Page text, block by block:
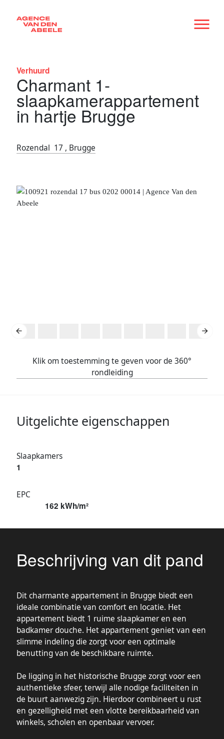
Verhuurd
Charmant 1-
slaapkamerappartement
in hartje Brugge
Rozendal 17 , Brugge
Klik om toestemming te geven voor de 360°
rondleiding
Uitgelichte eigenschappen
Slaapkamers
1
EPC
162 kWh/m²
Beschrijving van dit pand
Dit charmante appartement in Brugge biedt een
ideale combinatie van comfort en locatie. Het
appartement biedt 1 ruime slaapkamer en een
badkamer douche. Het appartement geniet van een
slimme indeling die zorgt voor een optimale
benutting van de beschikbare ruimte.
De ligging in het historische Brugge zorgt voor een
authentieke sfeer, terwijl alle nodige faciliteiten in
de buurt aanwezig zijn. Hierdoor combineert u rust
en gezelligheid met een vlotte bereikbaarheid van
winkels, scholen en openbaar vervoer.